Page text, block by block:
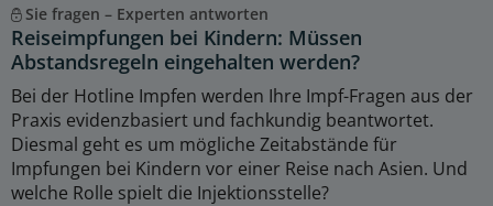
Sie fragen – Experten antworten
Reiseimpfungen bei Kindern: Müssen
Abstandsregeln eingehalten werden?
Bei der Hotline Impfen werden Ihre Impf-Fragen aus der
Praxis evidenzbasiert und fachkundig beantwortet.
Diesmal geht es um mögliche Zeitabstände für
Impfungen bei Kindern vor einer Reise nach Asien. Und
welche Rolle spielt die Injektionsstelle?